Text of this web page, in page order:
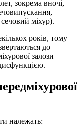
зокрема вночі,
міхур).
років, тому
до
залози
належать: